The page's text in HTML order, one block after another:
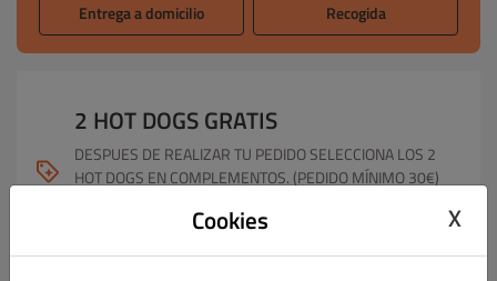
Entrega a domicilio Recogida
2 HOT DOGS GRATIS
DESPUES DE REALIZAR TU PEDIDO SELECCIONA LOS 2
HOT DOGS EN COMPLEMENTOS. (PEDIDO MÍNIMO 30€)
Mostrar todos los cupones
Cookies X